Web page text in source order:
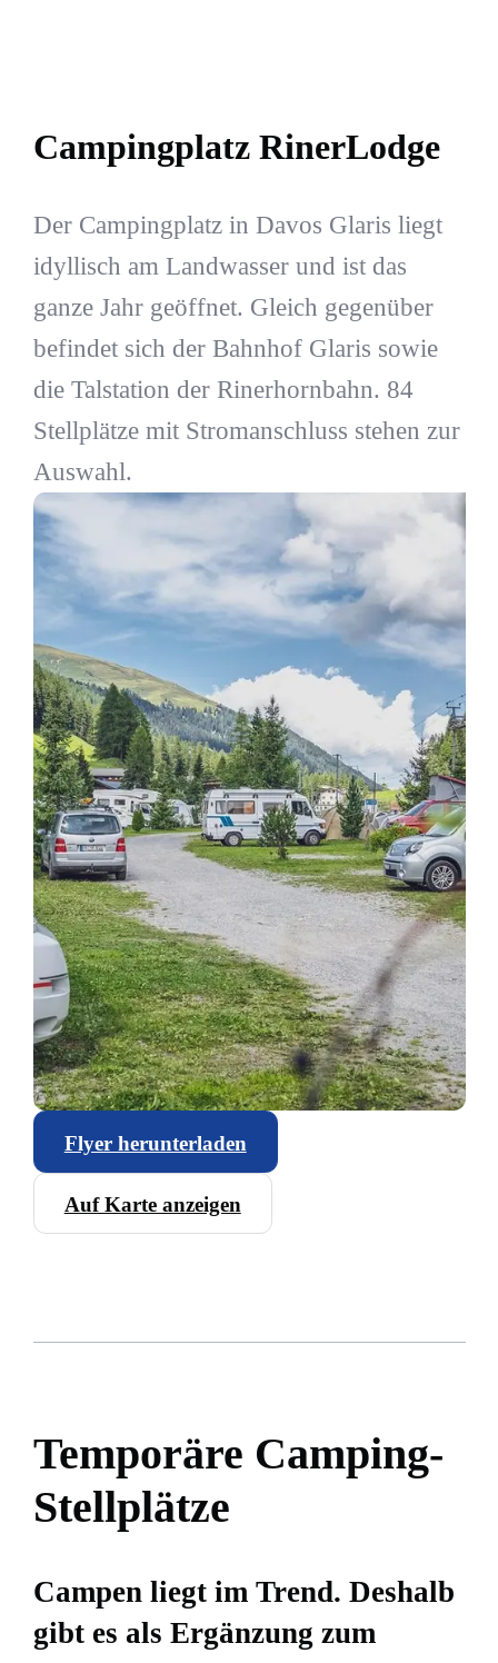
Campingplatz RinerLodge
Der Campingplatz in Davos Glaris liegt
idyllisch am Landwasser und ist das
ganze Jahr geöffnet. Gleich gegenüber
befindet sich der Bahnhof Glaris sowie
die Talstation der Rinerhornbahn. 84
Stellplätze mit Stromanschluss stehen zur
Auswahl.
Flyer herunterladen
Auf Karte anzeigen
Temporäre Camping-
Stellplätze
Campen liegt im Trend. Deshalb
gibt es als Ergänzung zum